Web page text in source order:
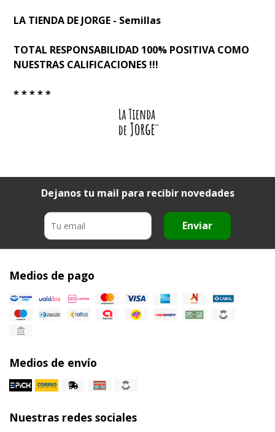
LA TIENDA DE JORGE - Semillas
TOTAL RESPONSABILIDAD 100% POSITIVA COMO
NUESTRAS CALIFICACIONES !!!
* * * * *
Dejanos tu mail para recibir novedades
Enviar
Medios de pago
Medios de envío
Nuestras redes sociales